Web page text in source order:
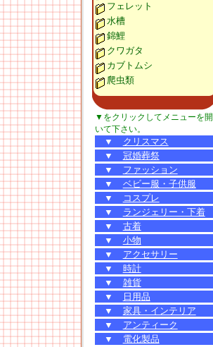
フェレット
水槽
錦鯉
クワガタ
カブトムシ
爬虫類
▼をクリックしてメニューを開
いて下さい。
▼
クリスマス
▼
冠婚葬祭
▼
ファッション
▼
ベビー服・子供服
▼
コスプレ
▼
ランジェリー・下着
▼
古着
▼
小物
▼
アクセサリー
▼
時計
▼
雑貨
▼
日用品
▼
家具・インテリア
▼
アンティーク
▼
電化製品